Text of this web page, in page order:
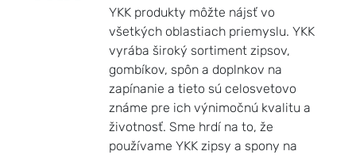
YKK produkty môžte nájsť vo
všetkých oblastiach priemyslu. YKK
vyrába široký sortiment zipsov,
gombíkov, spôn a doplnkov na
zapínanie a tieto sú celosvetovo
známe pre ich výnimočnú kvalitu a
životnosť. Sme hrdí na to, že
používame YKK zipsy a spony na